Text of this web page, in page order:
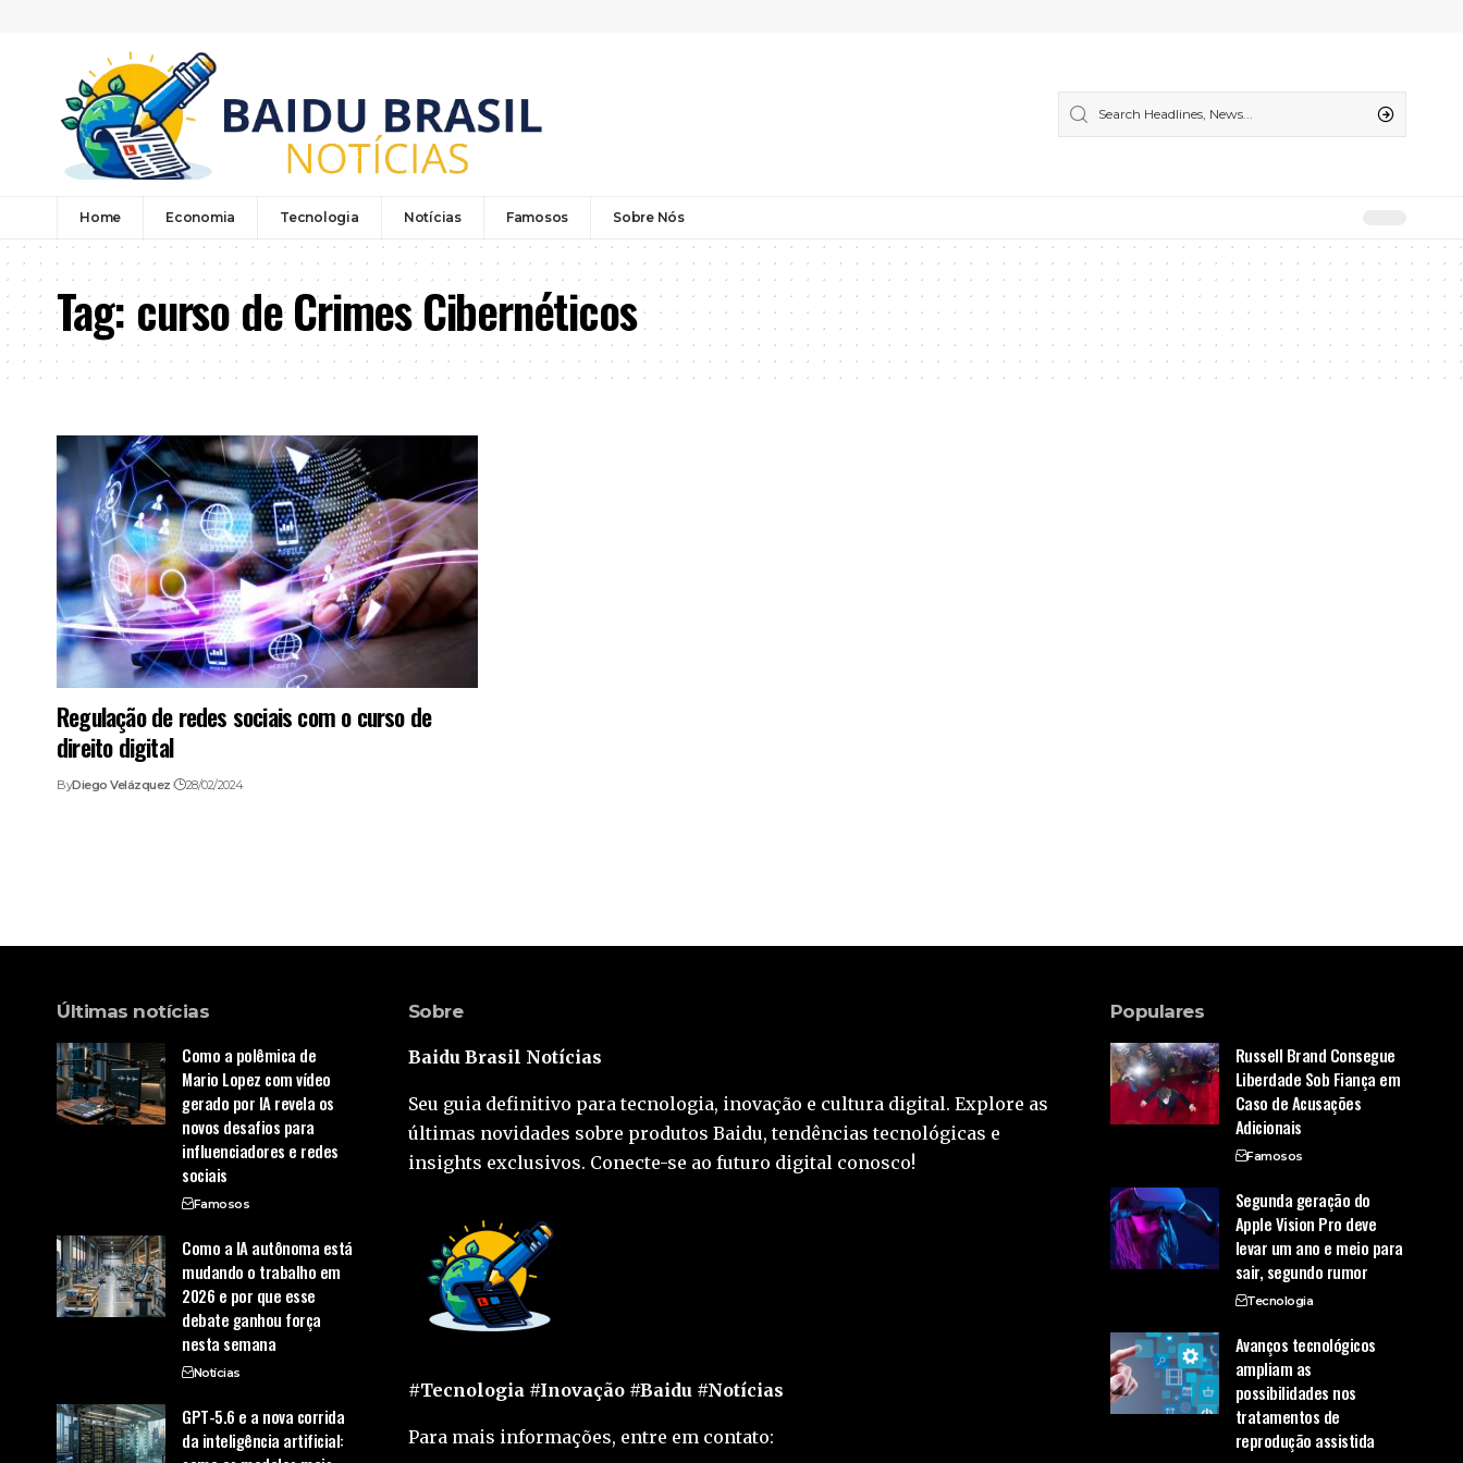
Home Economia Tecnologia Notícias Famosos Sobre Nós
Tag:curso de Crimes Cibernéticos
Regulação de redes sociais com o curso de
direito digital
ByDiego Velázquez 28/02/2024
Últimas notícias
Como a polêmica de
Mario Lopez com vídeo
gerado por IA revela os
novos desafios para
influenciadores e redes
sociais
Famosos
Como a IA autônoma está
mudando o trabalho em
2026 e por que esse
debate ganhou força
nesta semana
Notícias
GPT-5.6 e a nova corrida
da inteligência artificial:
Sobre
Baidu Brasil Notícias
Seu guia definitivo para tecnologia, inovação e cultura digital. Explore as
últimas novidades sobre produtos Baidu, tendências tecnológicas e
insights exclusivos. Conecte-se ao futuro digital conosco!
#Tecnologia #Inovação #Baidu #Notícias
Para mais informações, entre em contato:
Populares
Russell Brand Consegue
Liberdade Sob Fiança em
Caso de Acusações
Adicionais
Famosos
Segunda geração do
Apple Vision Pro deve
levar um ano e meio para
sair, segundo rumor
Tecnologia
Avanços tecnológicos
ampliam as
possibilidades nos
tratamentos de
reprodução assistida